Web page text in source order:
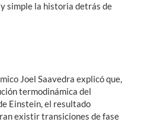
simple la historia detrás de
Joel Saavedra explicó que,
termodinámica del
Einstein, el resultado
existir transiciones de fase